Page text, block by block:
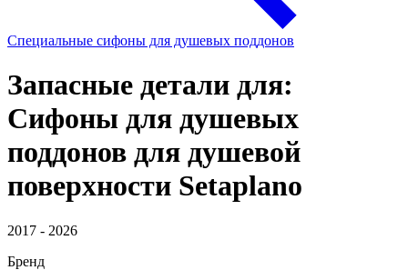
Специальные сифоны для душевых поддонов
Запасные детали для:
Сифоны для душевых
поддонов для душевой
поверхности Setaplano
2017 - 2026
Бренд